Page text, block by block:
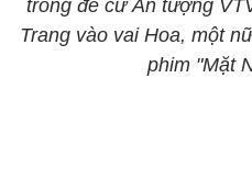
trong đề cử Ấn tượng
Trang vào vai Hoa, một
phim "Mặt